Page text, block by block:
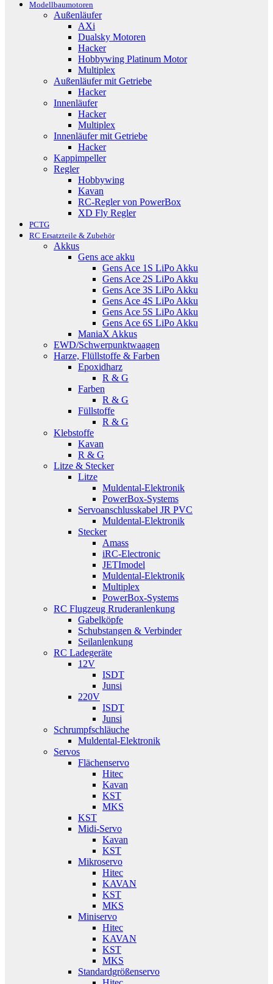
Modellbaumotoren
Außenläufer
AXi
Dualsky Motoren
Hacker
Hobbywing Platinum Motor
Multiplex
Außenläufer mit Getriebe
Hacker
Innenläufer
Hacker
Multiplex
Innenläufer mit Getriebe
Hacker
Kappimpeller
Regler
Hobbywing
Kavan
RC-Regler von PowerBox
XD Fly Regler
PCTG
RC Ersatzteile & Zubehör
Akkus
Gens ace akku
Gens Ace 1S LiPo Akku
Gens Ace 2S LiPo Akku
Gens Ace 3S LiPo Akku
Gens Ace 4S LiPo Akku
Gens Ace 5S LiPo Akku
Gens Ace 6S LiPo Akku
ManiaX Akkus
EWD/Schwerpunktwaagen
Harze, Flüllstoffe & Farben
Epoxidharz
R & G
Farben
R & G
Füllstoffe
R & G
Klebstoffe
Kavan
R & G
Litze & Stecker
Litze
Muldental-Elektronik
PowerBox-Systems
Servoanschlusskabel JR PVC
Muldental-Elektronik
Stecker
Amass
iRC-Electronic
JETImodel
Muldental-Elektronik
Multiplex
PowerBox-Systems
RC Flugzeug Rruderanlenkung
Gabelköpfe
Schubstangen & Verbinder
Seilanlenkung
RC Ladegeräte
12V
ISDT
Junsi
220V
ISDT
Junsi
Schrumpfschläuche
Muldental-Elektronik
Servos
Flächenservo
Hitec
Kavan
KST
MKS
KST
Midi-Servo
Kavan
KST
Mikroservo
Hitec
KAVAN
KST
MKS
Miniservo
Hitec
KAVAN
KST
MKS
Standardgrößenservo